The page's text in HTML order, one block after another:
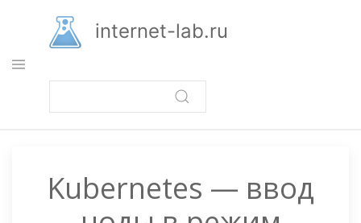
основному
содержанию
internet-lab.ru
Kubernetes — ввод